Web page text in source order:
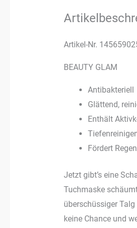
Artikel-Nr.
BEAUTY GLAM
Antibakteriell
Glättend,
Enthält
Fördert
Jetzt gibt’s eine
Tuchmaske
überschüssiger
keine Chance und